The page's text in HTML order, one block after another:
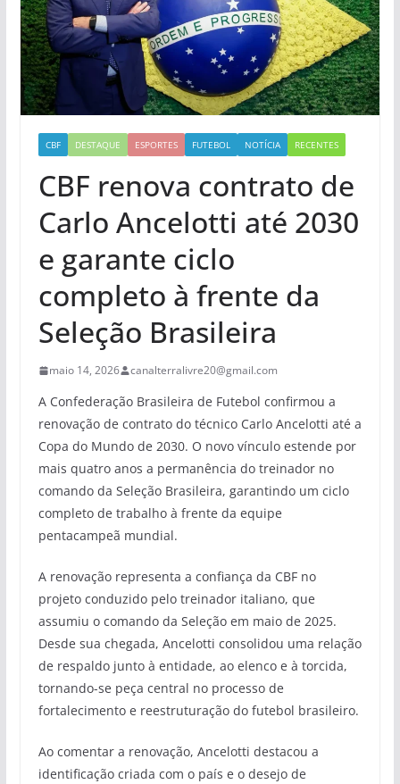
CBF DESTAQUE ESPORTES FUTEBOL NOTÍCIA RECENTES
CBF renova contrato de
Carlo Ancelotti até 2030
e garante ciclo
completo à frente da
Seleção Brasileira
maio 14, 2026 canalterralivre20@gmail.com
A Confederação Brasileira de Futebol confirmou a
renovação de contrato do técnico Carlo Ancelotti até a
Copa do Mundo de 2030. O novo vínculo estende por
mais quatro anos a permanência do treinador no
comando da Seleção Brasileira, garantindo um ciclo
completo de trabalho à frente da equipe
pentacampeã mundial.
A renovação representa a confiança da CBF no
projeto conduzido pelo treinador italiano, que
assumiu o comando da Seleção em maio de 2025.
Desde sua chegada, Ancelotti consolidou uma relação
de respaldo junto à entidade, ao elenco e à torcida,
tornando-se peça central no processo de
fortalecimento e reestruturação do futebol brasileiro.
Ao comentar a renovação, Ancelotti destacou a
identificação criada com o país e o desejo de